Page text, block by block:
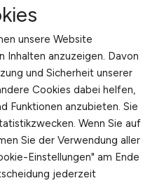
KG
Aluminium SE
unsere Website
anzuzeigen. Davon
und Sicherheit unserer
Cookies dabei helfen,
Funktionen anzubieten. Sie
Wenn Sie auf
Sie der Verwendung aller
Einstellungen" am Ende
jederzeit